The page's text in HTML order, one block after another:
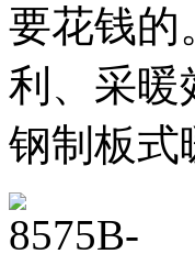
要花钱的
利、采暖
钢制板式